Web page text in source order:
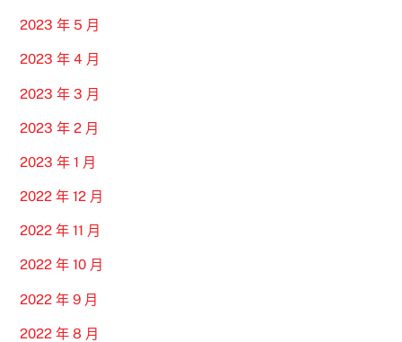
2023 年 5 月
2023 年 4 月
2023 年 3 月
2023 年 2 月
2023 年 1 月
2022 年 12 月
2022 年 11 月
2022 年 10 月
2022 年 9 月
2022 年 8 月